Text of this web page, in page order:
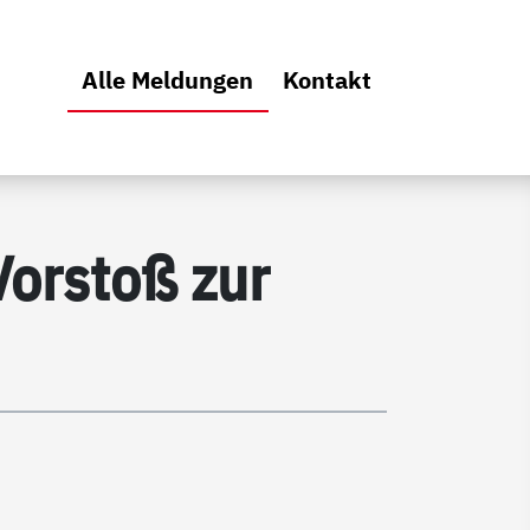
Hauptmenü
Alle Meldungen (Aktiv)
Kontakt
zur